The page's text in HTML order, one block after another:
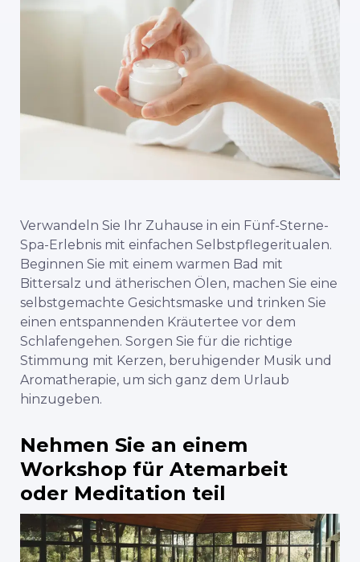
Verwandeln Sie Ihr Zuhause in ein Fünf-Sterne-
Spa-Erlebnis mit einfachen Selbstpflegeritualen.
Beginnen Sie mit einem warmen Bad mit
Bittersalz und ätherischen Ölen, machen Sie eine
selbstgemachte Gesichtsmaske und trinken Sie
einen entspannenden Kräutertee vor dem
Schlafengehen. Sorgen Sie für die richtige
Stimmung mit Kerzen, beruhigender Musik und
Aromatherapie, um sich ganz dem Urlaub
hinzugeben.
Nehmen Sie an einem
Workshop für Atemarbeit
oder Meditation teil